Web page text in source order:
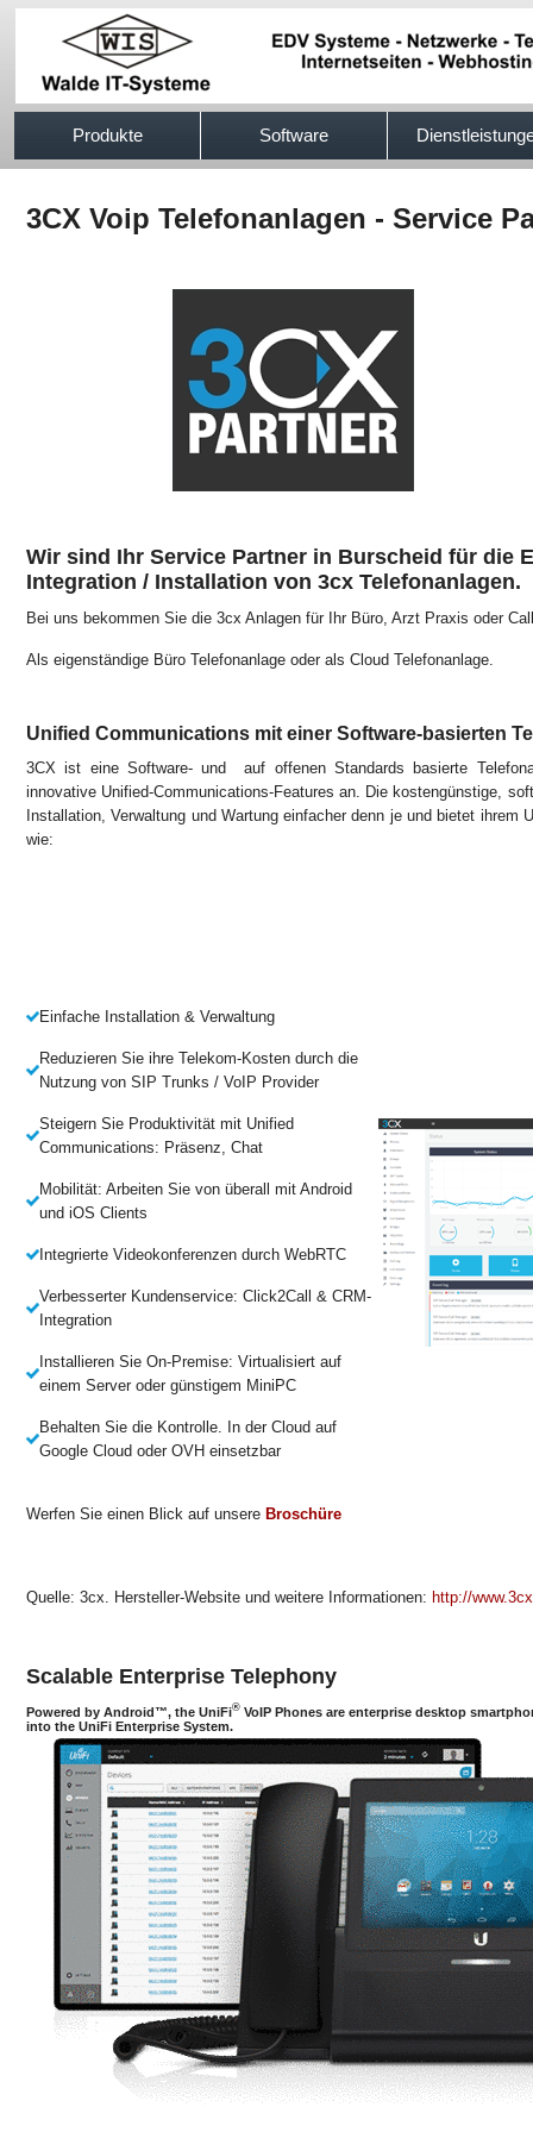
Produkte Software
3CX Voip Telefonanlagen - Service
Wir sind Ihr Service Partner in Burscheid für die
Integration / Installation von 3cx Telefonanlagen.
Bei uns bekommen Sie die 3cx Anlagen für Ihr Büro, Arzt Praxis oder
Als eigenständige Büro Telefonanlage oder als Cloud Telefonanlage.
Unified Communications mit einer Software-basierten
3CX ist eine Software- und auf offenen Standards basierte
innovative Unified-Communications-Features an. Die kostengünstige,
Installation, Verwaltung und Wartung einfacher denn je und bietet ihrem
wie:
Einfache Installation & Verwaltung
Reduzieren Sie ihre Telekom-Kosten durch die
Nutzung von SIP Trunks / VoIP Provider
Steigern Sie Produktivität mit Unified
Communications: Präsenz, Chat
Mobilität: Arbeiten Sie von überall mit Android
und iOS Clients
Integrierte Videokonferenzen durch WebRTC
Verbesserter Kundenservice: Click2Call & CRM-
Integration
Installieren Sie On-Premise: Virtualisiert auf
einem Server oder günstigem MiniPC
Behalten Sie die Kontrolle. In der Cloud auf
Google Cloud oder OVH einsetzbar
Werfen Sie einen Blick auf unsere Broschüre
Quelle: 3cx. Hersteller-Website und weitere Informationen: http://
Scalable Enterprise Telephony
Powered by Android™, the UniFi® VoIP Phones are enterprise desktop
into the UniFi Enterprise System.